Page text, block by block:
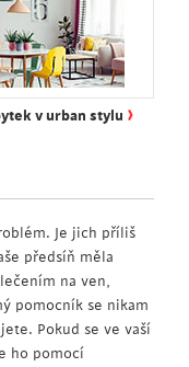
v urban stylu ›
Je jich příliš
předsíň měla
na ven,
pomocník se nikam
Pokud se ve vaší
ho pomocí